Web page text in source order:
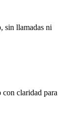
sin llamadas ni
claridad para